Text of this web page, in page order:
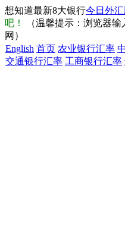
想知道最新8大银行今日外
吧！
（温馨提示：浏览器
网）
English 首页 农业银行汇率
交通银行汇率 工商银行汇率